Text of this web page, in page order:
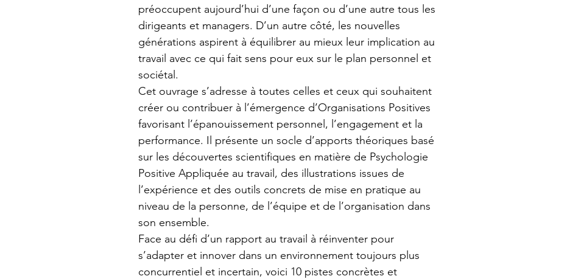
préoccupent aujourd’hui d’une façon ou d’une autre tous les
dirigeants et managers. D’un autre côté, les nouvelles
générations aspirent à équilibrer au mieux leur implication au
travail avec ce qui fait sens pour eux sur le plan personnel et
sociétal.
Cet ouvrage s’adresse à toutes celles et ceux qui souhaitent
créer ou contribuer à l’émergence d’Organisations Positives
favorisant l’épanouissement personnel, l’engagement et la
performance. Il présente un socle d’apports théoriques basé
sur les découvertes scientifiques en matière de Psychologie
Positive Appliquée au travail, des illustrations issues de
l’expérience et des outils concrets de mise en pratique au
niveau de la personne, de l’équipe et de l’organisation dans
son ensemble.
Face au défi d’un rapport au travail à réinventer pour
s’adapter et innover dans un environnement toujours plus
concurrentiel et incertain, voici 10 pistes concrètes et